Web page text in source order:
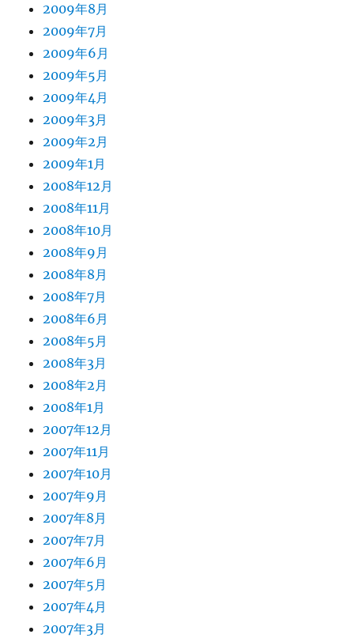
2009年8月
2009年7月
2009年6月
2009年5月
2009年4月
2009年3月
2009年2月
2009年1月
2008年12月
2008年11月
2008年10月
2008年9月
2008年8月
2008年7月
2008年6月
2008年5月
2008年3月
2008年2月
2008年1月
2007年12月
2007年11月
2007年10月
2007年9月
2007年8月
2007年7月
2007年6月
2007年5月
2007年4月
2007年3月